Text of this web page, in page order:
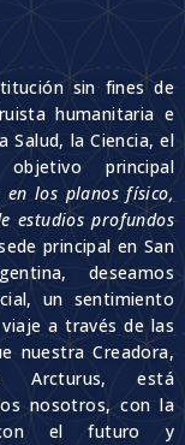
sin fines de
humanitaria e
Salud, la Ciencia, el
principal
en los planos físico,
estudios profundos
principal en San
deseamos
un sentimiento
a través de las
nuestra Creadora,
Arcturus, está
nosotros, con la
con el futuro y